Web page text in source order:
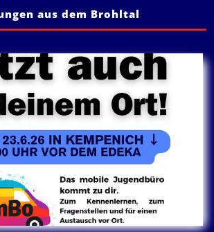
aus dem Brohltal